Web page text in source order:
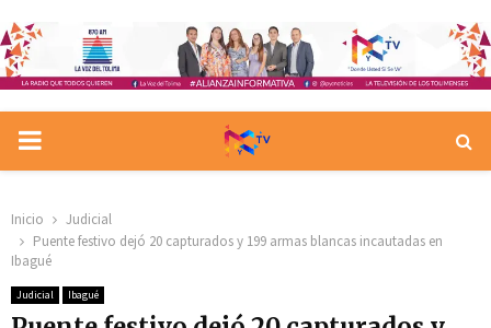
PRIMARY
Inicio
Judicial
Puente festivo dejó 20 capturados y 199 armas blancas incautadas en
Ibagué
Judicial Ibagué